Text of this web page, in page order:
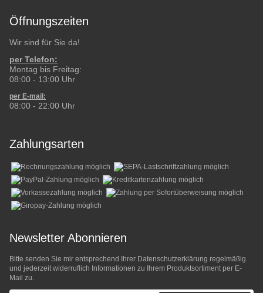
Öffnungszeiten
Wir sind für Sie da!
per Telefon:
Montag bis Freitag:
08:00 - 13:00 Uhr
per E-mail:
08:00 - 22:00 Uhr
Zahlungsarten
Newsletter Abonnieren
Bitte senden Sie mir entsprechend Ihrer Datenschutzerklärung regelmäßig
und jederzeit widerruflich Informationen zu Ihrem Produktsortiment per E-
Mail zu.